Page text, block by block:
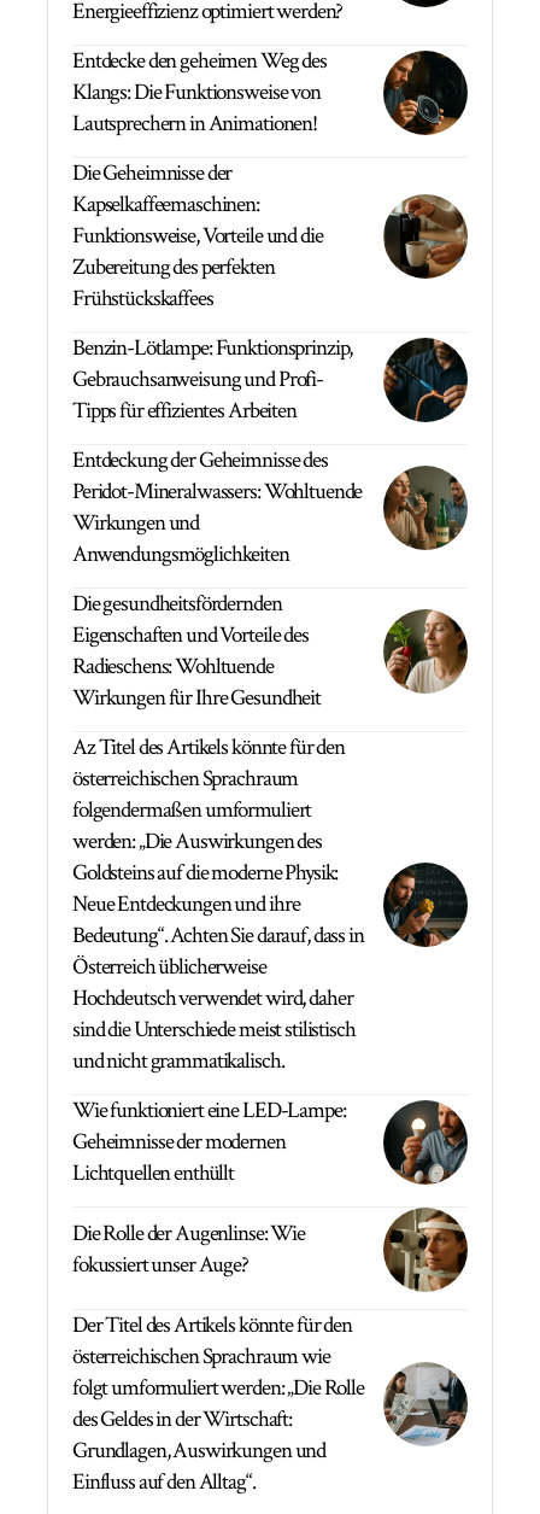
Energieeffizienz optimiert werden?
Entdecke den geheimen Weg des
Klangs: Die Funktionsweise von
Lautsprechern in Animationen!
Die Geheimnisse der
Kapselkaffeemaschinen:
Funktionsweise, Vorteile und die
Zubereitung des perfekten
Frühstückskaffees
Benzin-Lötlampe: Funktionsprinzip,
Gebrauchsanweisung und Profi-
Tipps für effizientes Arbeiten
Entdeckung der Geheimnisse des
Peridot-Mineralwassers: Wohltuende
Wirkungen und
Anwendungsmöglichkeiten
Die gesundheitsfördernden
Eigenschaften und Vorteile des
Radieschens: Wohltuende
Wirkungen für Ihre Gesundheit
Az Titel des Artikels könnte für den
österreichischen Sprachraum
folgendermaßen umformuliert
werden: „Die Auswirkungen des
Goldsteins auf die moderne Physik:
Neue Entdeckungen und ihre
Bedeutung“. Achten Sie darauf, dass in
Österreich üblicherweise
Hochdeutsch verwendet wird, daher
sind die Unterschiede meist stilistisch
und nicht grammatikalisch.
Wie funktioniert eine LED-Lampe:
Geheimnisse der modernen
Lichtquellen enthüllt
Die Rolle der Augenlinse: Wie
fokussiert unser Auge?
Der Titel des Artikels könnte für den
österreichischen Sprachraum wie
folgt umformuliert werden: „Die Rolle
des Geldes in der Wirtschaft:
Grundlagen, Auswirkungen und
Einfluss auf den Alltag“.